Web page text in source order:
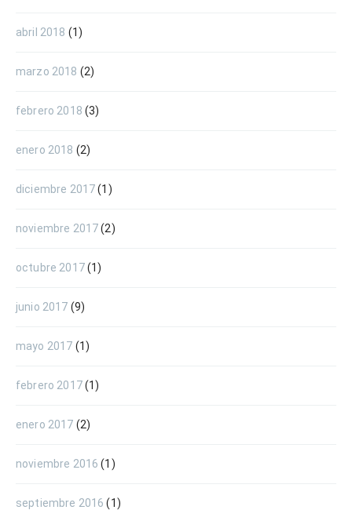
abril 2018 (1)
marzo 2018 (2)
febrero 2018 (3)
enero 2018 (2)
diciembre 2017(1)
noviembre 2017(2)
octubre 2017(1)
junio 2017 (9)
mayo 2017 (1)
febrero 2017(1)
enero 2017 (2)
noviembre 2016 (1)
septiembre 2016 (1)